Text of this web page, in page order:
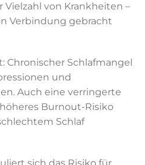
von Krankheiten –
Verbindung gebracht
Chronischer Schlafmangel
und
Auch eine verringerte
Burnout-Risiko
Schlaf